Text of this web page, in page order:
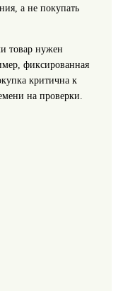
а не покупать
товар нужен
фиксированная
критична к
на проверки.